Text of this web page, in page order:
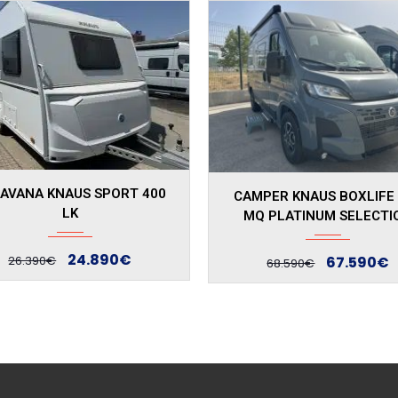
Autom...
KNAUS BOXLIFE 540
PLATINUM SELECTION
68.590€ 67.590€
Manua...
CAMPER KNAUS
MQ
77.443€ 73.443€